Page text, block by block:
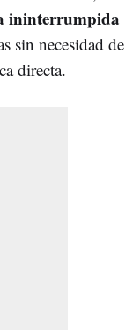
ininterrumpida
sin necesidad de
directa.